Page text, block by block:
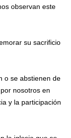
observan este
su sacrificio
o se abstienen de
nosotros en
y la participación